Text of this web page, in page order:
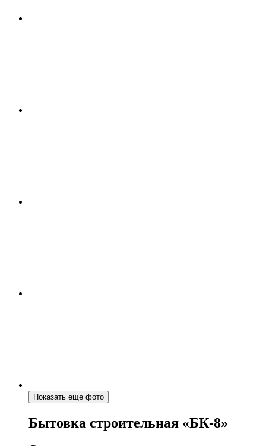
Показать еще фото
Бытовка строительная «БК-8»